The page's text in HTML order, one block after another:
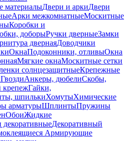
материалыДвери и аркиДвери
Арки межкомнатныеМоскитные
Коробки и
доборыРучки дверныеЗамки
двернаяДоводчики
ОкнаПодоконники, отливыОкна
Мягкие окнаМоскитные сетки
солнцезащитныеКрепежные
ГвоздиАнкеры, дюбелиСкобы,
крепежГайки,
шпилькиХомутыХимические
арматурыШплинтыПружины
ОбоиЖидкие
Декоративный
Армирующие